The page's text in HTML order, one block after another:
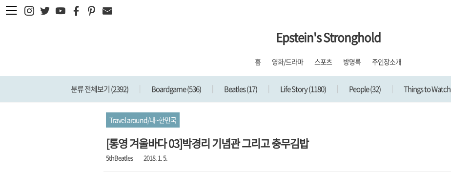
본문 바로가기
Epstein's Stronghold
홈 영화/드라마 스포츠 방명록 주인장소개
분류 전체보기(2392) Boardgame(536) Beatles(17) Life Story(1180) People(32) Things to Watch
Travel around/대~한민국
[통영 겨울바다 03]박경리 기념관 그리고 충무김밥
5thBeatles 2018. 1. 5.